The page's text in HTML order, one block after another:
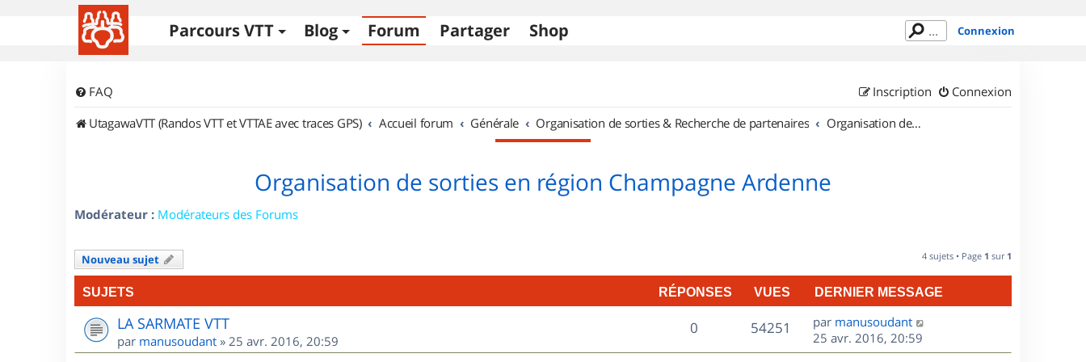
Parcours VTT Blog Forum Partager Shop Connexion
FAQ Connexion
Inscription
UtagawaVTT (Randos VTT et VTTAE avec traces GPS)
Accueil forum Générale Organisation de sorties & Recherche de partenaires Organisation de sorties en région Champagne Ardenne
Organisation de sorties en région Champagne Ardenne
Modérateur : Modérateurs des Forums
Nouveau sujet 4 sujets • Page 1 sur 1
SUJETS RÉPONSES VUES DERNIER MESSAGE
LA SARMATE VTT
par manusoudant » 25 avr. 2016, 20:59
0R
é
54251
u
D
e
r
par manusoudant
25 avr. 2016, 20:59